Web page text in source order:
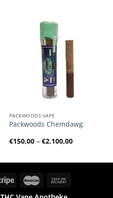
PACKWOODS VAPE
Packwoods Chemdawg
€150,00 – €2.100,00
€150,00